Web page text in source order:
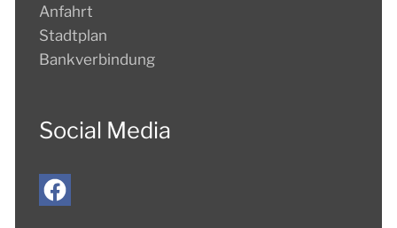
Anfahrt
Stadtplan
Bankverbindung
Social Media